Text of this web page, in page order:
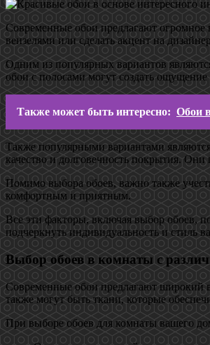
Современные обои предлагают огромное
вензелями или сделать акцент на
Одним из популярных вариантов
обои с полосами могут создать
Также может быть интересно: Обои
Также популярными вариантами
качество и долговечность покрытия. Они
Помимо выбора обоев, важно также
комфортным и приятным.
Все эти факторы, включая выбор обоев,
подчеркнуть индивидуальность и стиль
Выбор обоев в комнаты с
Современные обои предлагают широкий
также могут быть ткани, которые
При выборе обоев для комнаты вашего